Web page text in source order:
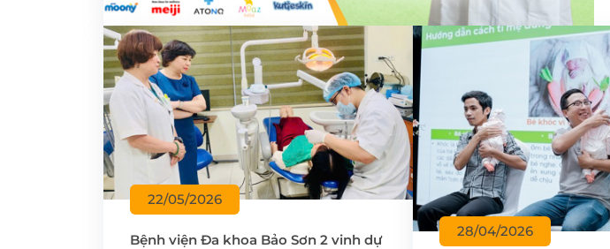
22/05/2026
Bệnh viện Đa khoa Bảo Sơn 2 vinh dự
28/04/2026